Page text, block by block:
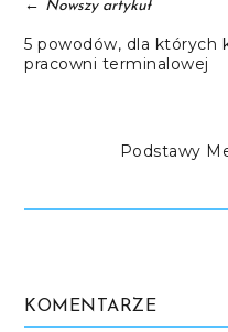
← Nowszy artykuł
5 powodów, dla których
pracowni terminalowej
Podstawy
KOMENTARZE